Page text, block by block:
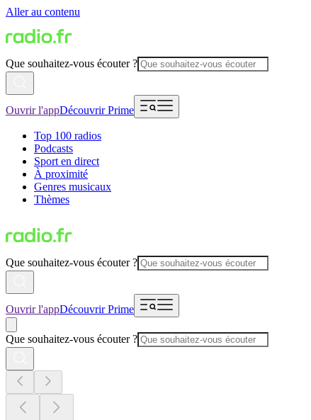
Aller au contenu
Que souhaitez-vous écouter ?
Ouvrir l'appDécouvrir Prime
Top 100 radios
Podcasts
Sport en direct
À proximité
Genres musicaux
Thèmes
Que souhaitez-vous écouter ?
Ouvrir l'appDécouvrir Prime
Que souhaitez-vous écouter ?